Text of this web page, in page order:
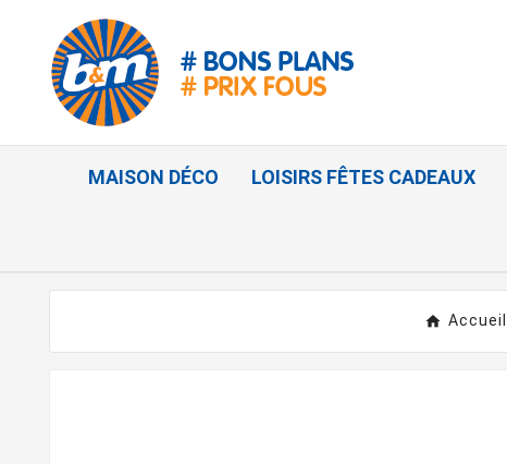
MAISON DÉCO LOISIRS FÊTES CADEAUX
Accueil